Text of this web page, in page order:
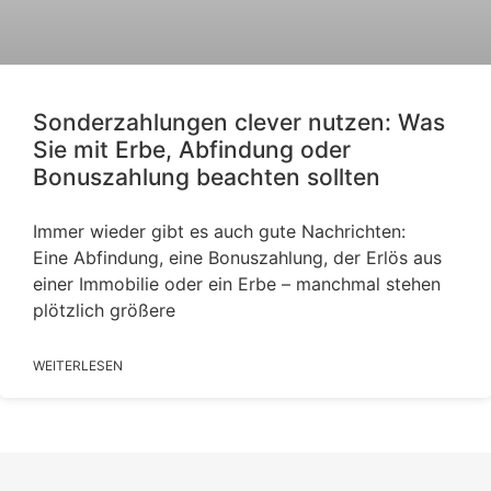
Sonderzahlungen clever nutzen: Was
Sie mit Erbe, Abfindung oder
Bonuszahlung beachten sollten
Immer wieder gibt es auch gute Nachrichten:
Eine Abfindung, eine Bonuszahlung, der Erlös aus
einer Immobilie oder ein Erbe – manchmal stehen
plötzlich größere
WEITERLESEN